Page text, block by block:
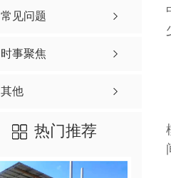
常见问题
时事聚焦
其他
热门推荐